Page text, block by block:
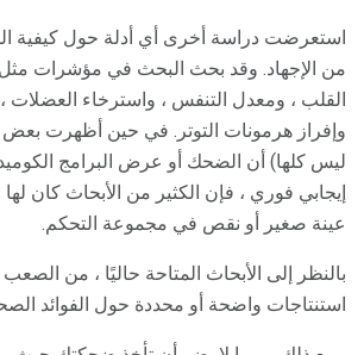
استعرضت دراسة أخرى أي أدلة حول كيفية
من الإجهاد. وقد بحث البحث في مؤشرات
القلب ، ومعدل التنفس ، واسترخاء العضلات
وإفراز هرمونات التوتر. في حين أظهرت
ليس كلها) أن الضحك أو عرض البرامج
إيجابي فوري ، فإن الكثير من الأبحاث كان
عينة صغير أو نقص في مجموعة التحكم.
بالنظر إلى الأبحاث المتاحة حاليًا ، من
استنتاجات واضحة أو محددة حول الفوائد